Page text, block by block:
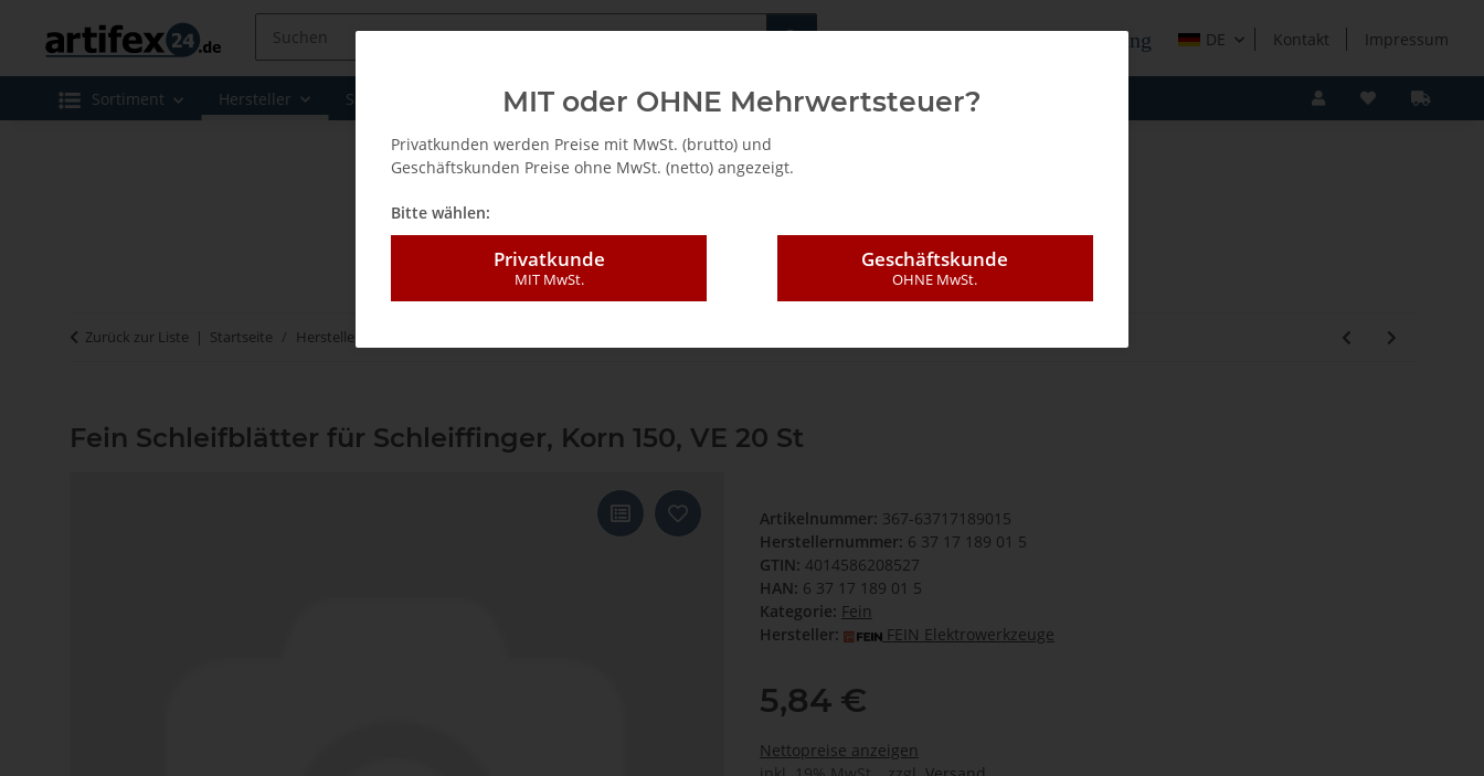
Fachshop für die Holzverarbeitung DE Kontakt Impressum
Sortiment Hersteller Sale Leasing / Mietkauf
Zurück zur Liste Startseite Hersteller
Fein Schleifblätter für Schleiffinger, Korn 150, VE 20 St
Artikelnummer: 367-63717189015
Herstellernummer: 6 37 17 189 01 5
GTIN: 4014586208527
HAN: 6 37 17 189 01 5
Kategorie: Fein
Hersteller:
FEIN Elektrowerkzeuge
5,84 €
Nettopreise anzeigen
MIT oder OHNE Mehrwertsteuer?
Privatkunden werden Preise mit MwSt. (brutto) und
Geschäftskunden Preise ohne MwSt. (netto) angezeigt.
Bitte wählen:
Privatkunde
MIT MwSt.
Geschäftskunde
OHNE MwSt.